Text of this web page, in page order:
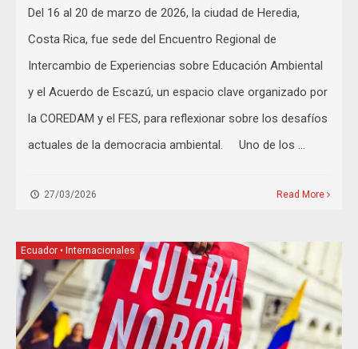
Del 16 al 20 de marzo de 2026, la ciudad de Heredia,
Costa Rica, fue sede del Encuentro Regional de
Intercambio de Experiencias sobre Educación Ambiental
y el Acuerdo de Escazú, un espacio clave organizado por
la COREDAM y el FES, para reflexionar sobre los desafíos
actuales de la democracia ambiental. Uno de los …
27/03/2026 Read More
Ecuador • Internacionales